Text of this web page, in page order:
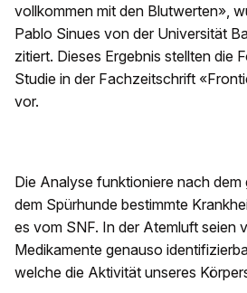
vollkommen mit den Blutwerten»,
Pablo Sinues von der Universität
zitiert. Dieses Ergebnis stellten die
Studie in der Fachzeitschrift
vor.
Die Analyse funktioniere nach dem
dem Spürhunde bestimmte
es vom SNF. In der Atemluft seien
Medikamente genauso
welche die Aktivität unseres